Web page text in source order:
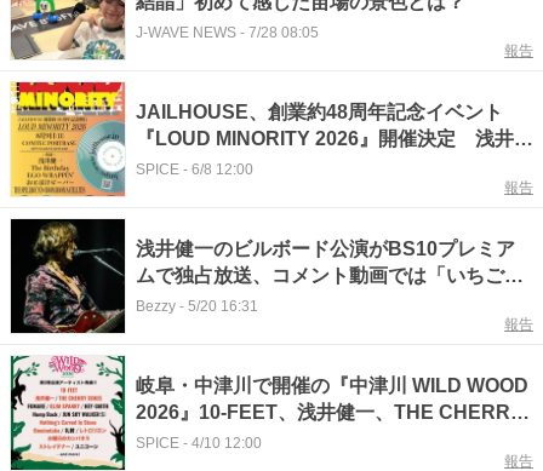
J-WAVE NEWS - 7/28 08:05
報告
JAILHOUSE、創業約48周年記念イベント
『LOUD MINORITY 2026』開催決定 浅井健
一、The Birthdayら出演
SPICE - 6/8 12:00
報告
浅井健一のビルボード公演がBS10プレミア
ムで独占放送、コメント動画では「いちご
水」のライブ映像も先行公開
Bezzy - 5/20 16:31
報告
岐阜・中津川で開催の『中津川 WILD WOOD
2026』10-FEET、浅井健一、THE CHERRY
COKE$、ストレイテナーら第2弾出演アーテ
SPICE - 4/10 12:00
報告